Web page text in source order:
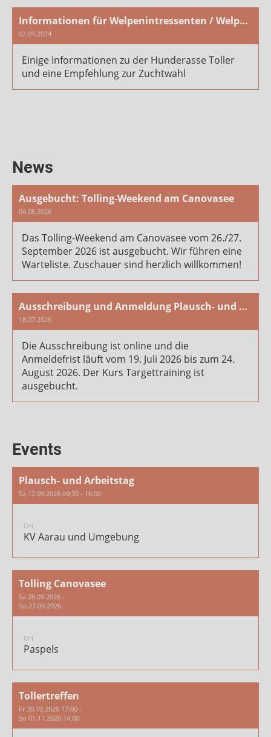
Informationen für Welpenintressenten / Welpenkäufer
02.09.2024
Einige Informationen zu der Hunderasse Toller
und eine Empfehlung zur Zuchtwahl
News
Ausgebucht: Tolling-Weekend am Canovasee
04.08.2026
Das Tolling-Weekend am Canovasee vom 26./27.
September 2026 ist ausgebucht. Wir führen eine
Warteliste. Zuschauer sind herzlich willkommen!
Ausschreibung und Anmeldung Plausch- und Arbeitstag 2026
18.07.2026
Die Ausschreibung ist online und die
Anmeldefrist läuft vom 19. Juli 2026 bis zum 24.
August 2026. Der Kurs Targettraining ist
ausgebucht.
Events
Plausch- und Arbeitstag
Sa 12.09.2026 09:30 - 16:00
Ort
KV Aarau und Umgebung
Tolling Canovasee
Sa 26.09.2026 -
So 27.09.2026
Ort
Paspels
Tollertreffen
Fr 30.10.2026 17:00 -
So 01.11.2026 14:00